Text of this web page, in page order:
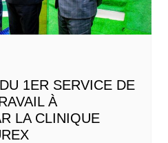
1ER SERVICE DE
À
LA CLINIQUE